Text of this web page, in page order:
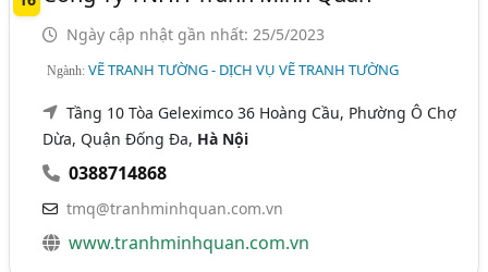
Ngày cập nhật gần nhất: 25/5/2023
Ngành:VẼ TRANH TƯỜNG - DỊCH VỤ VẼ TRANH TƯỜNG
Tầng 10 Tòa Geleximco 36 Hoàng Cầu, Phường Ô Chợ
Dừa, Quận Đống Đa, Hà Nội
0388714868
tmq@tranhminhquan.com.vn
www.tranhminhquan.com.vn